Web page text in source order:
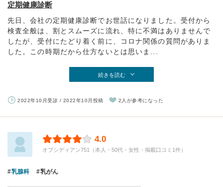
定期健康診断
先日、会社の定期健康診断でお世話になりました。受付から
検査全般は、割とスムーズに流れ、特に不満はありませんで
したが、受付にたどり着く前に、コロナ関係の質問がありま
した。この時期だから仕方ないとは思いま...
続きを読む
2022年10月受診 / 2022年10月投稿 2人が参考になった
4.0
オブシディアン751（本人・50代・女性・掲載口コミ1件）
乳腺科 乳がん